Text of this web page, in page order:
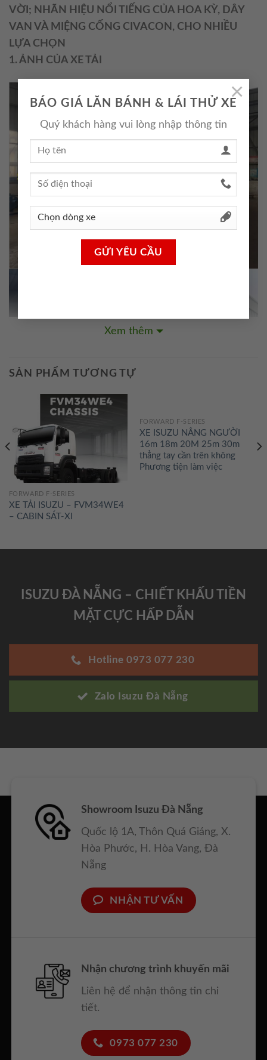
BÁO GIÁ LĂN BÁNH & LÁI THỬ XE
Quý khách hàng vui lòng nhập thông tin
×
VỜI; NHÃN HIỆU NỔI TIẾNG CỦA HOA KỲ, DÂY
VAN VÀ MIỆNG CỐNG CIVACON, CHO NHIỀU
LỰA CHỌN
1. ẢNH CỦA XE TẢI
2. KHOANG TRONG
3. LẮP RÁP EINGE
4. PIC MIỆNG CỐNG CIVACON
Xem thêm
SẢN PHẨM TƯƠNG TỰ
FORWARD F-SERIES
XE TẢI ISUZU – FVM34WE4
– CABIN SÁT-XI
FORWARD F-SERIES
XE ISUZU NÂNG NGƯỜI
16m 18m 20M 25m 30m
thẳng tay cần trên không
Phương tiện làm việc
ISUZU ĐÀ NẴNG – CHIẾT KHẤU TIỀN
MẶT CỰC HẤP DẪN
Hotline 0973 077 230
Zalo Isuzu Đà Nẵng
Showroom Isuzu Đà Nẵng
Quốc lộ 1A, Thôn Quá Giáng, X.
Hòa Phước, H. Hòa Vang, Đà
Nẵng
NHẬN TƯ VẤN
Nhận chương trình khuyến mãi
Liên hệ để nhận thông tin chi
tiết.
0973 077 230